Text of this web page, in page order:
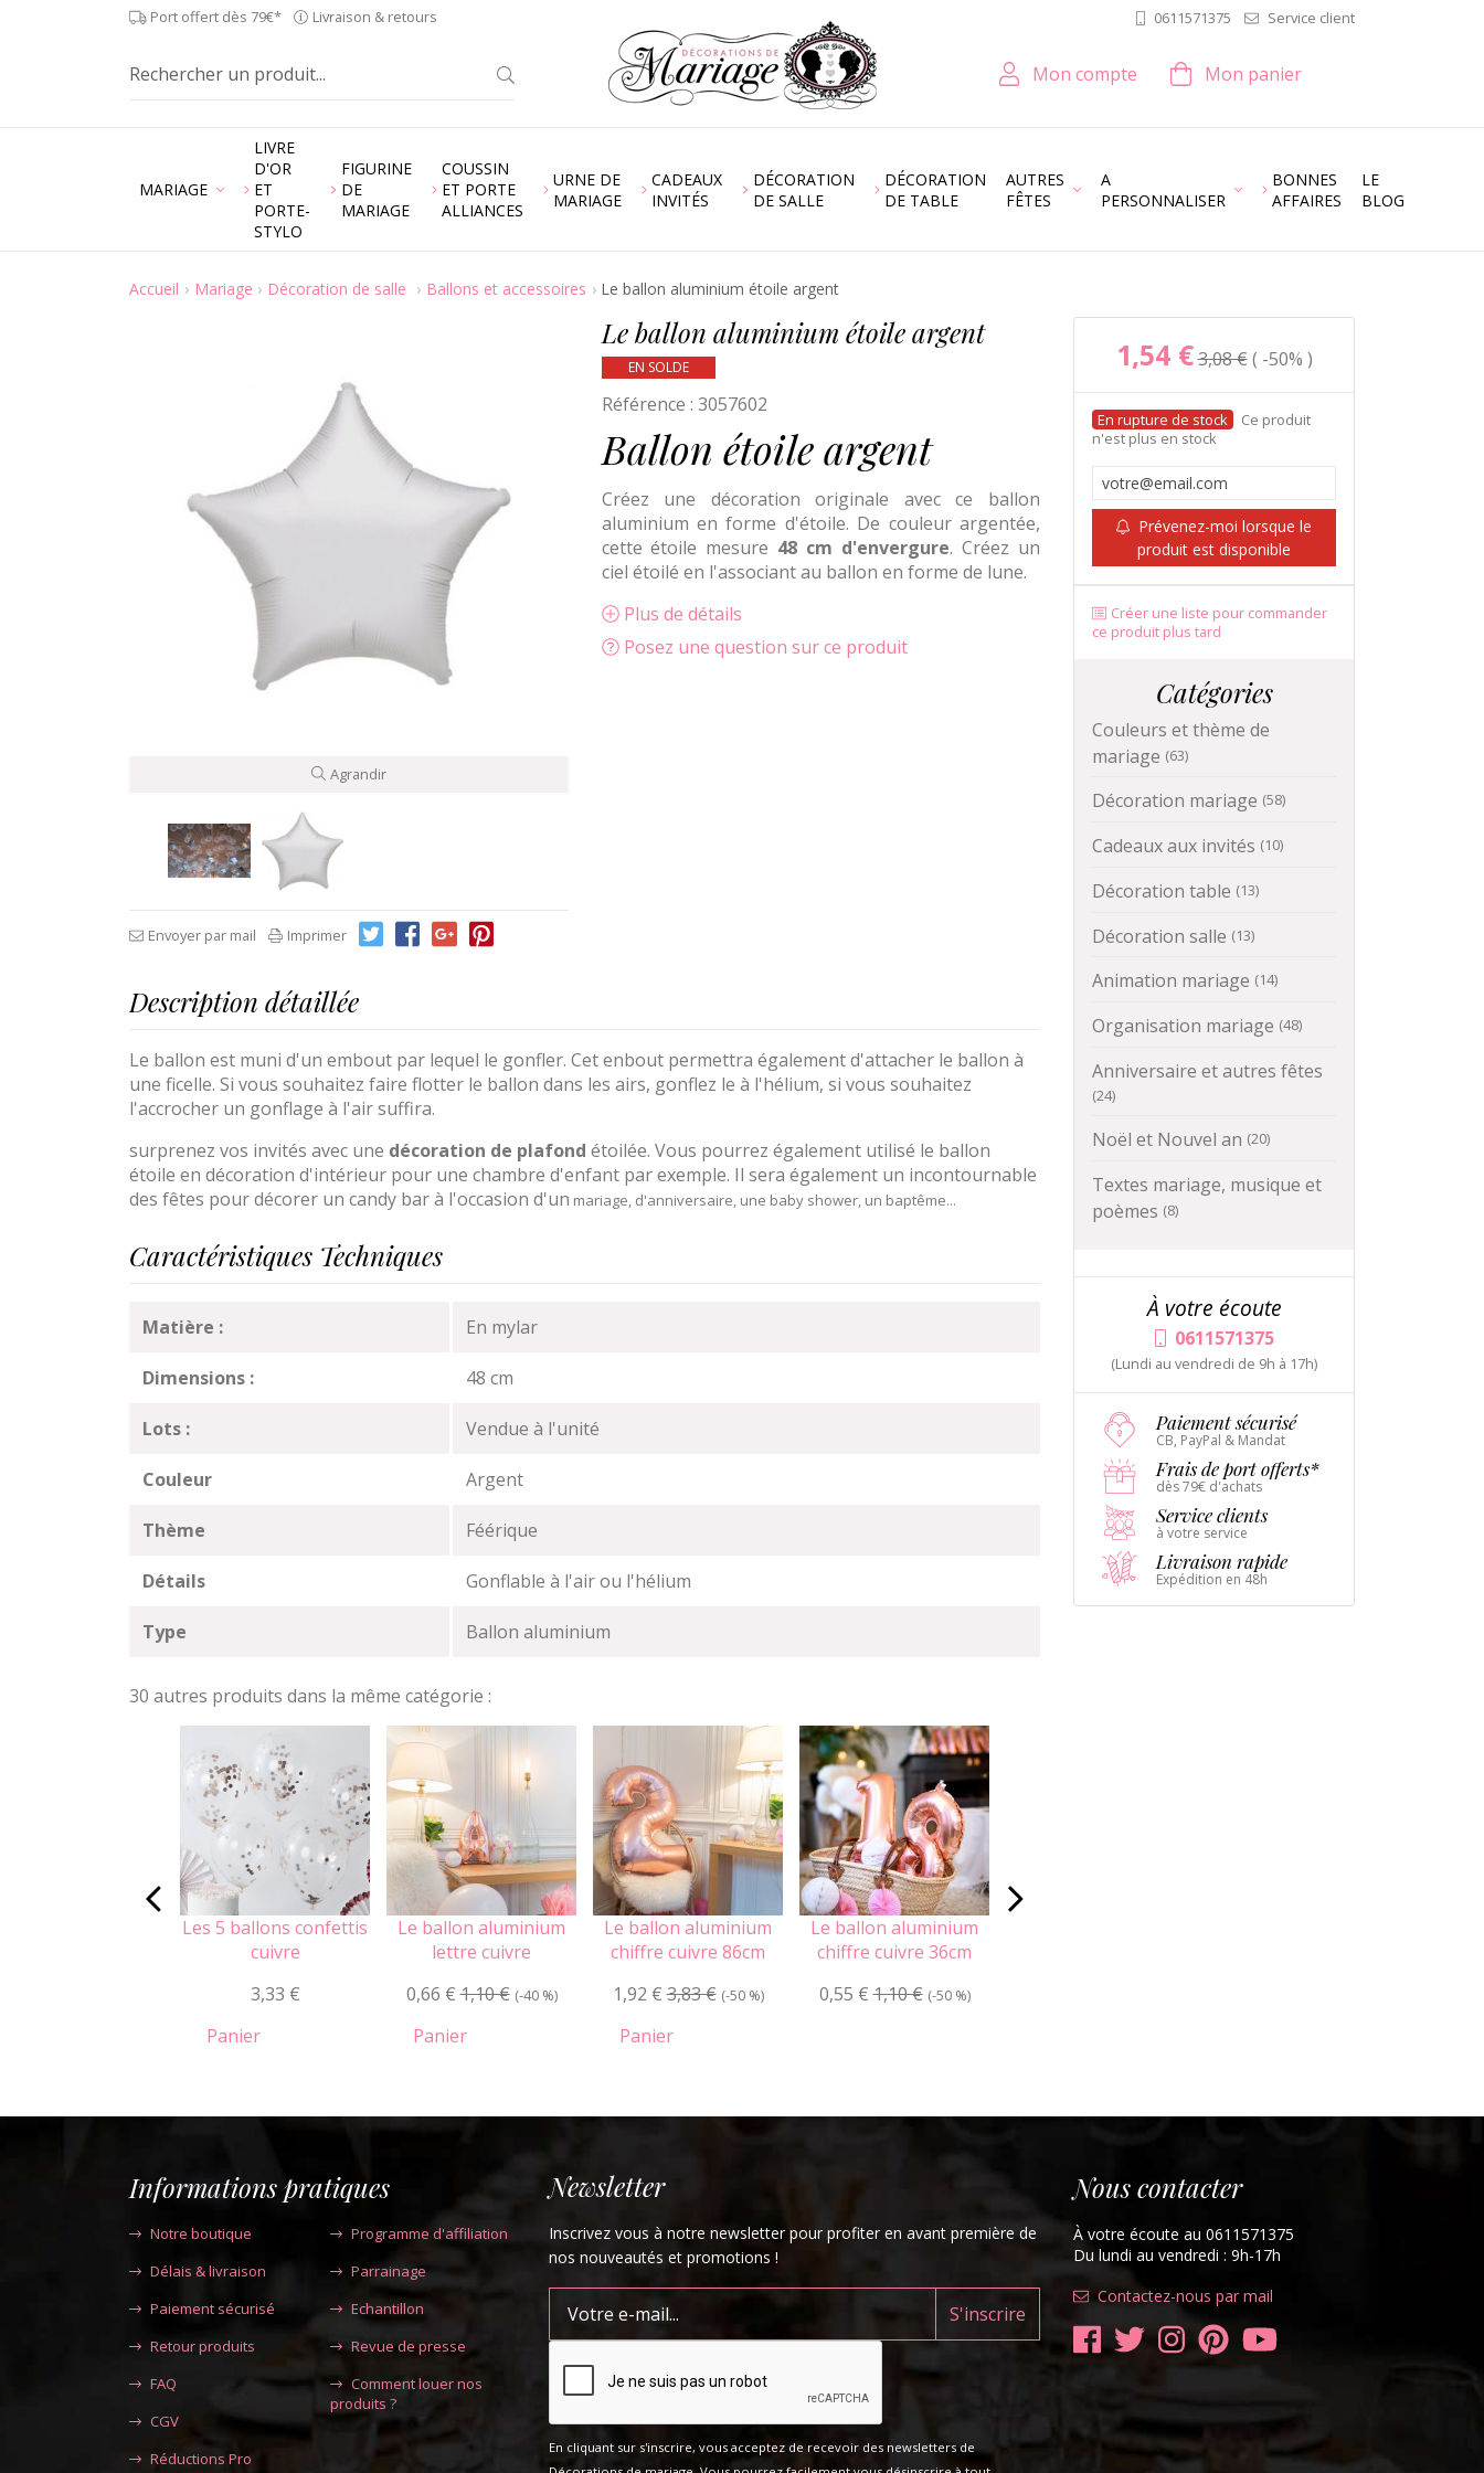
Port offert dès 79€* Livraison & retours 0611571375 Service client
Mon compte Mon panier
MARIAGE
LIVRE
D'OR
ET
PORTE-
STYLO
FIGURINE
DE
MARIAGE
COUSSIN
ET PORTE
ALLIANCES
URNE DE
MARIAGE
CADEAUX
INVITÉS
DÉCORATION
DE SALLE
DÉCORATION
DE TABLE
AUTRES
FÊTES
A
PERSONNALISER
BONNES
AFFAIRES
LE
BLOG
Accueil Mariage Décoration de salle Ballons et accessoires Le ballon aluminium étoile argent
Agrandir
Envoyer par mail Imprimer
Le ballon aluminium étoile argent
EN SOLDE
Référence : 3057602
Ballon étoile argent
Créez une décoration originale avec ce ballon
aluminium en forme d'étoile. De couleur argentée,
cette étoile mesure 48 cm d'envergure. Créez un
ciel étoilé en l'associant au ballon en forme de lune.
Plus de détails
Posez une question sur ce produit
Description détaillée
Le ballon est muni d'un embout par lequel le gonfler. Cet enbout permettra également d'attacher le ballon à
une ficelle. Si vous souhaitez faire flotter le ballon dans les airs, gonflez le à l'hélium, si vous souhaitez
l'accrocher un gonflage à l'air suffira.
surprenez vos invités avec une décoration de plafond étoilée. Vous pourrez également utilisé le ballon
étoile en décoration d'intérieur pour une chambre d'enfant par exemple. Il sera également un incontournable
des fêtes pour décorer un candy bar à l'occasion d'un mariage, d'anniversaire, une baby shower, un baptême...
Caractéristiques Techniques
Matière : En mylar
Dimensions : 48 cm
Lots : Vendue à l'unité
Couleur Argent
Thème Féérique
Détails Gonflable à l'air ou l'hélium
Type Ballon aluminium
30 autres produits dans la même catégorie :
Les 5 ballons confettis
cuivre
3,33 €
Panier
Le ballon aluminium
lettre cuivre
0,66 € 1,10 € (-40 %)
Panier
Le ballon aluminium
chiffre cuivre 86cm
1,92 € 3,83 € (-50 %)
Panier
Le ballon aluminium
chiffre cuivre 36cm
0,55 € 1,10 € (-50 %)
1,54 €3,08 € -50%
Ce produit
n'est plus en stock
Prévenez-moi lorsque le
produit est disponible
Créer une liste pour commander
ce produit plus tard
Catégories
Couleurs et thème de
mariage (63)
Décoration mariage (58)
Cadeaux aux invités (10)
Décoration table (13)
Décoration salle (13)
Animation mariage (14)
Organisation mariage (48)
Anniversaire et autres fêtes
(24)
Noël et Nouvel an (20)
Textes mariage, musique et
poèmes (8)
À votre écoute
0611571375
(Lundi au vendredi de 9h à 17h)
Paiement sécurisé
CB, PayPal & Mandat
Frais de port offerts*
dès 79€ d'achats
Service clients
à votre service
Livraison rapide
Expédition en 48h
Informations pratiques
Notre boutique
Délais & livraison
Paiement sécurisé
Retour produits
FAQ
CGV
Réductions Pro
Programme d'affiliation
Parrainage
Echantillon
Revue de presse
Comment louer nos
produits ?
Newsletter
Inscrivez vous à notre newsletter pour profiter en avant première de
nos nouveautés et promotions !
En cliquant sur s'inscrire, vous acceptez de recevoir des newsletters de
Nous contacter
À votre écoute au 0611571375
Du lundi au vendredi : 9h-17h
Contactez-nous par mail